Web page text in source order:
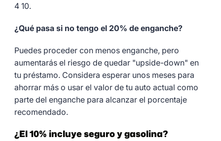
4 10.
¿Qué pasa si no tengo el 20% de enganche?
Puedes proceder con menos enganche, pero
aumentarás el riesgo de quedar "upside-down" en
tu préstamo. Considera esperar unos meses para
ahorrar más o usar el valor de tu auto actual como
parte del enganche para alcanzar el porcentaje
recomendado.
¿El 10% incluye seguro y gasolina?